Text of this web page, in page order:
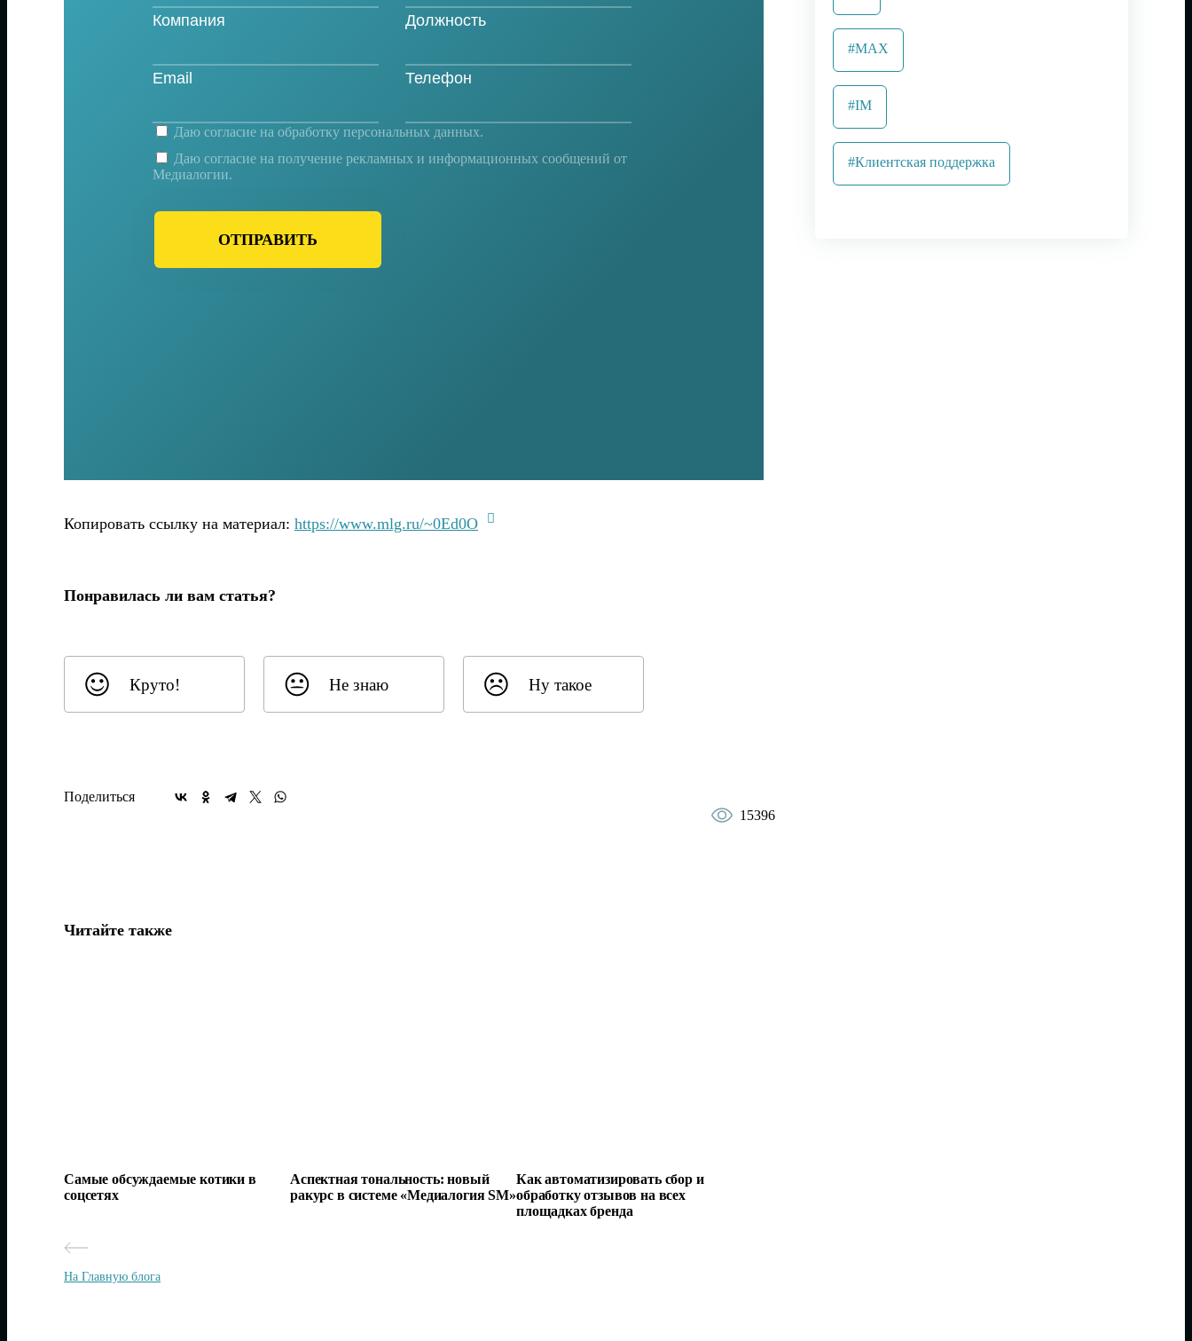
ОТПРАВИТЬ
Даю согласие на обработку персональных данных.
Даю согласие на получение рекламных и информационных сообщений от
Медиалогии.
Копировать ссылку на материал: https://www.mlg.ru/~0Ed0O
Понравилась ли вам статья?
Круто! Не знаю Ну такое
Поделиться
15396
Читайте также
Самые обсуждаемые котики в
соцсетях
Аспектная тональность: новый
ракурс в системе «Медиалогия SM»
Как автоматизировать сбор и
обработку отзывов на всех
площадках бренда
На Главную блога
#MAX
#IM
#Клиентская поддержка